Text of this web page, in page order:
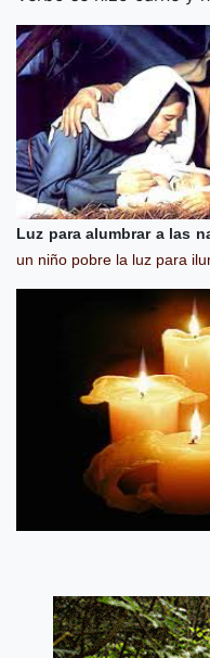
Luz para alumbrar a las
un niño pobre la luz para